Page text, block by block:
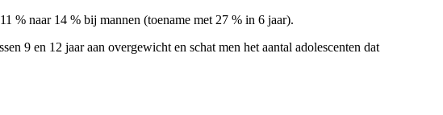
% naar 14 % bij mannen (toename met 27 % in 6 jaar).
9 en 12 jaar aan overgewicht en schat men het aantal adolescenten dat